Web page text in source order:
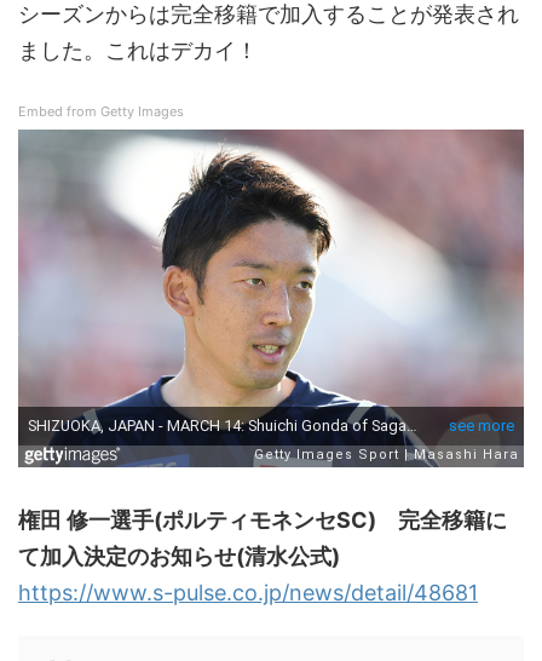
シーズンからは完全移籍で加入することが発表され
ました。これはデカイ！
Embed from Getty Images
権田 修一選手(ポルティモネンセSC) 完全移籍に
て加入決定のお知らせ(清水公式)
https://www.s-pulse.co.jp/news/detail/48681